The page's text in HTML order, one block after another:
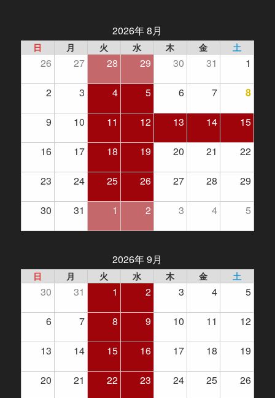
2026年 8月
日 月 火 水 木 金 土
26 27 28 29 30 31 1
2 3 4 5 6 7 8
9 10 11 12 13 14 15
16 17 18 19 20 21 22
23 24 25 26 27 28 29
30 31 1 2 3 4 5
2026年 9月
日 月 火 水 木 金 土
30 31 1 2 3 4 5
6 7 8 9 10 11 12
13 14 15 16 17 18 19
20 21 22 23 24 25 26